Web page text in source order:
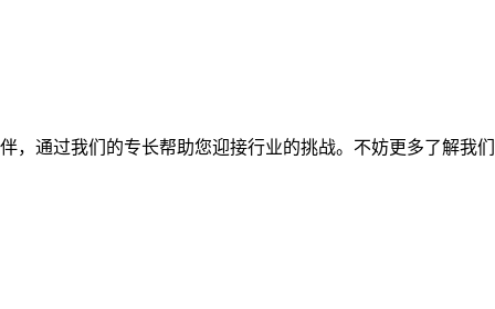
，通过我们的专长帮助您迎接行业的挑战。不妨更多了解我